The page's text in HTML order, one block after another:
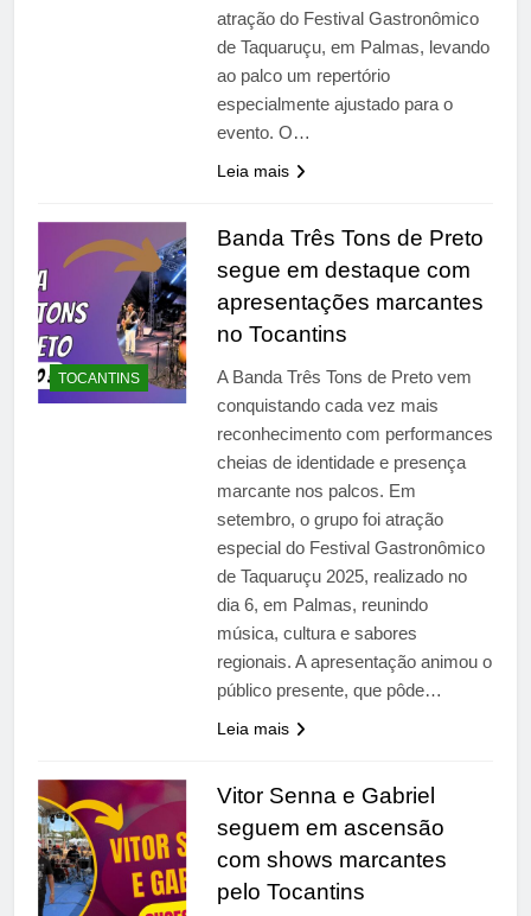
atração do Festival Gastronômico
de Taquaruçu, em Palmas, levando
ao palco um repertório
especialmente ajustado para o
evento. O…
Leia mais
TOCANTINS
Banda Três Tons de Preto
segue em destaque com
apresentações marcantes
no Tocantins
A Banda Três Tons de Preto vem
conquistando cada vez mais
reconhecimento com performances
cheias de identidade e presença
marcante nos palcos. Em
setembro, o grupo foi atração
especial do Festival Gastronômico
de Taquaruçu 2025, realizado no
dia 6, em Palmas, reunindo
música, cultura e sabores
regionais. A apresentação animou o
público presente, que pôde…
Leia mais
Vitor Senna e Gabriel
seguem em ascensão
com shows marcantes
pelo Tocantins